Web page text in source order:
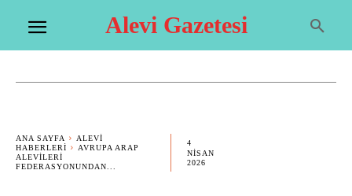
Alevi Gazetesi
ANA SAYFA
ALEVI
HABERLERI
AVRUPA ARAP
ALEVILERI
FEDERASYONUNDAN...
4
NISAN
2026